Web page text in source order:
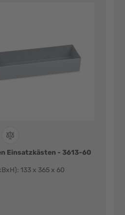
Einsatzkästen - 3613-60
133 x 365 x 60